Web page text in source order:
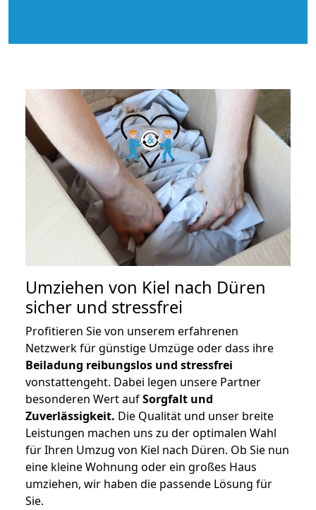
Umziehen von Kiel nach Düren
sicher und stressfrei
Profitieren Sie von unserem erfahrenen
Netzwerk für günstige Umzüge oder dass ihre
Beiladung reibungslos und stressfrei
vonstattengeht. Dabei legen unsere Partner
besonderen Wert aufSorgfalt und
Zuverlässigkeit. Die Qualität und unser breite
Leistungen machen uns zu der optimalen Wahl
für Ihren Umzug von Kiel nach Düren. Ob Sie nun
eine kleine Wohnung oder ein großes Haus
umziehen, wir haben die passende Lösung für
Sie.